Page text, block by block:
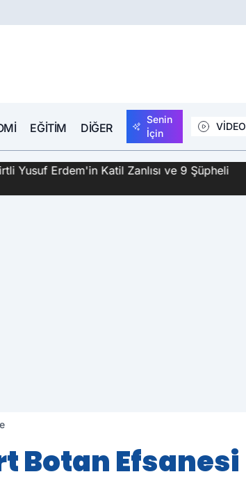
EĞITIM DIĞER
Senin
İçin
VİDEO
Yusuf Erdem'in Katil Zanlısı ve 9 Şüpheli
Botan Efsanesi